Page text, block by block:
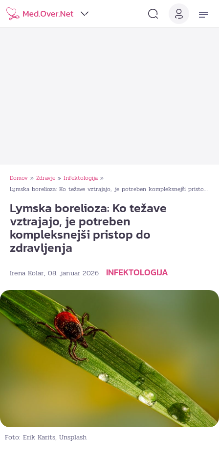
Domov » Zdravje » Infektologija »
Lymska borelioza: Ko težave vztrajajo, je potreben kompleksnejši pristop do zdravljenja
Lymska borelioza: Ko težave
vztrajajo, je potreben
kompleksnejši pristop do
zdravljenja
Irena Kolar, 08. januar 2026 INFEKTOLOGIJA
Foto: Erik Karits, Unsplash